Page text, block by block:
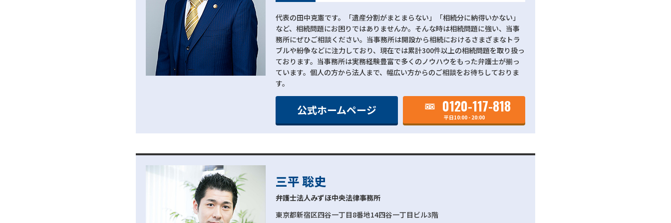
代表の田中克憲です。「遺産分割がまとまらない」「相続分に納得いかない」
など、相続問題にお困りではありませんか。そんな時は相続問題に強い、当事
務所にぜひご相談ください。当事務所は開設から相続におけるさまざまなトラ
ブルや紛争などに注力しており、現在では累計300件以上の相続問題を取り扱っ
ております。当事務所は実務経験豊富で多くのノウハウをもった弁護士が揃っ
ています。個人の方から法人まで、幅広い方からのご相談をお待ちしておりま
す。
公式ホームページ 0120-117-818
平日10:00 - 20:00
三平 聡史
弁護士法人みずほ中央法律事務所
東京都新宿区四谷一丁目8番地14四谷一丁目ビル3階